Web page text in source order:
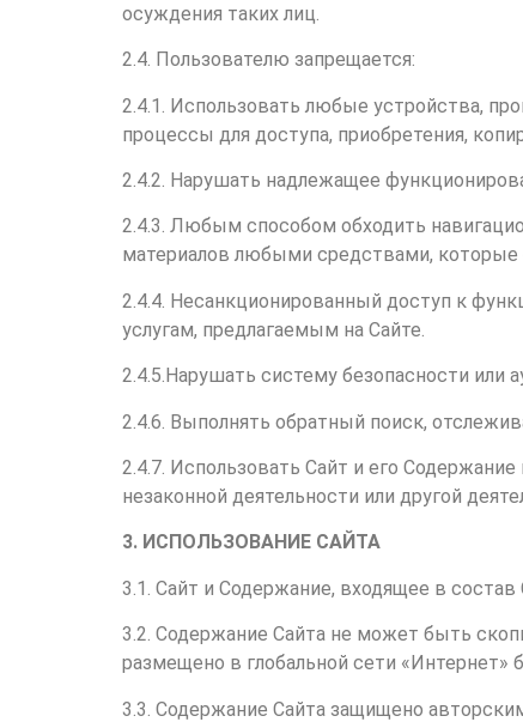
осуждения таких лиц.
2.4. Пользователю запрещается:
2.4.1. Использовать любые устройства,
процессы для доступа, приобретения,
2.4.2. Нарушать надлежащее
2.4.3. Любым способом обходить
материалов любыми средствами, которые
2.4.4. Несанкционированный доступ к
услугам, предлагаемым на Сайте.
2.4.5.Нарушать систему безопасности или
2.4.6. Выполнять обратный поиск,
2.4.7. Использовать Сайт и его
незаконной деятельности или другой
3. ИСПОЛЬЗОВАНИЕ САЙТА
3.1. Сайт и Содержание, входящее в
3.2. Содержание Сайта не может быть
размещено в глобальной сети «Интернет»
3.3. Содержание Сайта защищено